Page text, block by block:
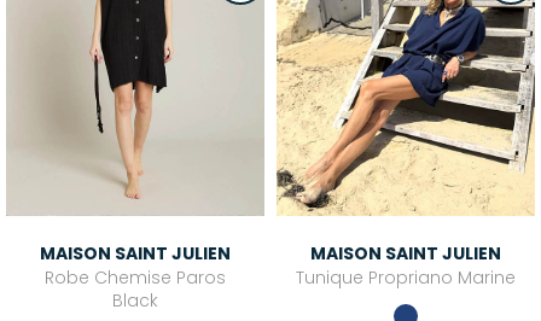
MAISON SAINT JULIEN
Robe Chemise Paros
Black
MAISON SAINT JULIEN
Tunique Propriano Marine